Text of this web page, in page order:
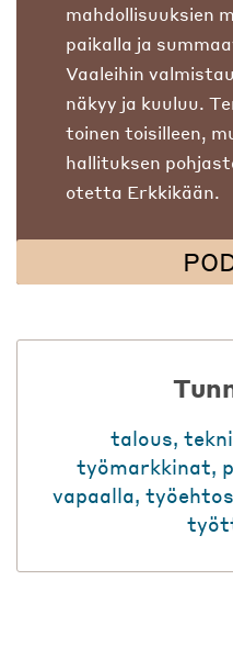
mahdollisuuksien
paikalla ja
Vaaleihin
näkyy ja kuuluu.
toinen toisilleen,
hallituksen
otetta Erkkikään.
talous,
työmarkkinat,
vapaalla,